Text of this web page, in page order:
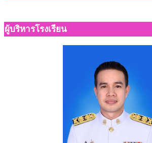
ผู้บริหารโรงเรียน